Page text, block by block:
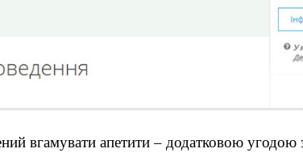
вгамувати апетити – додатковою угодою